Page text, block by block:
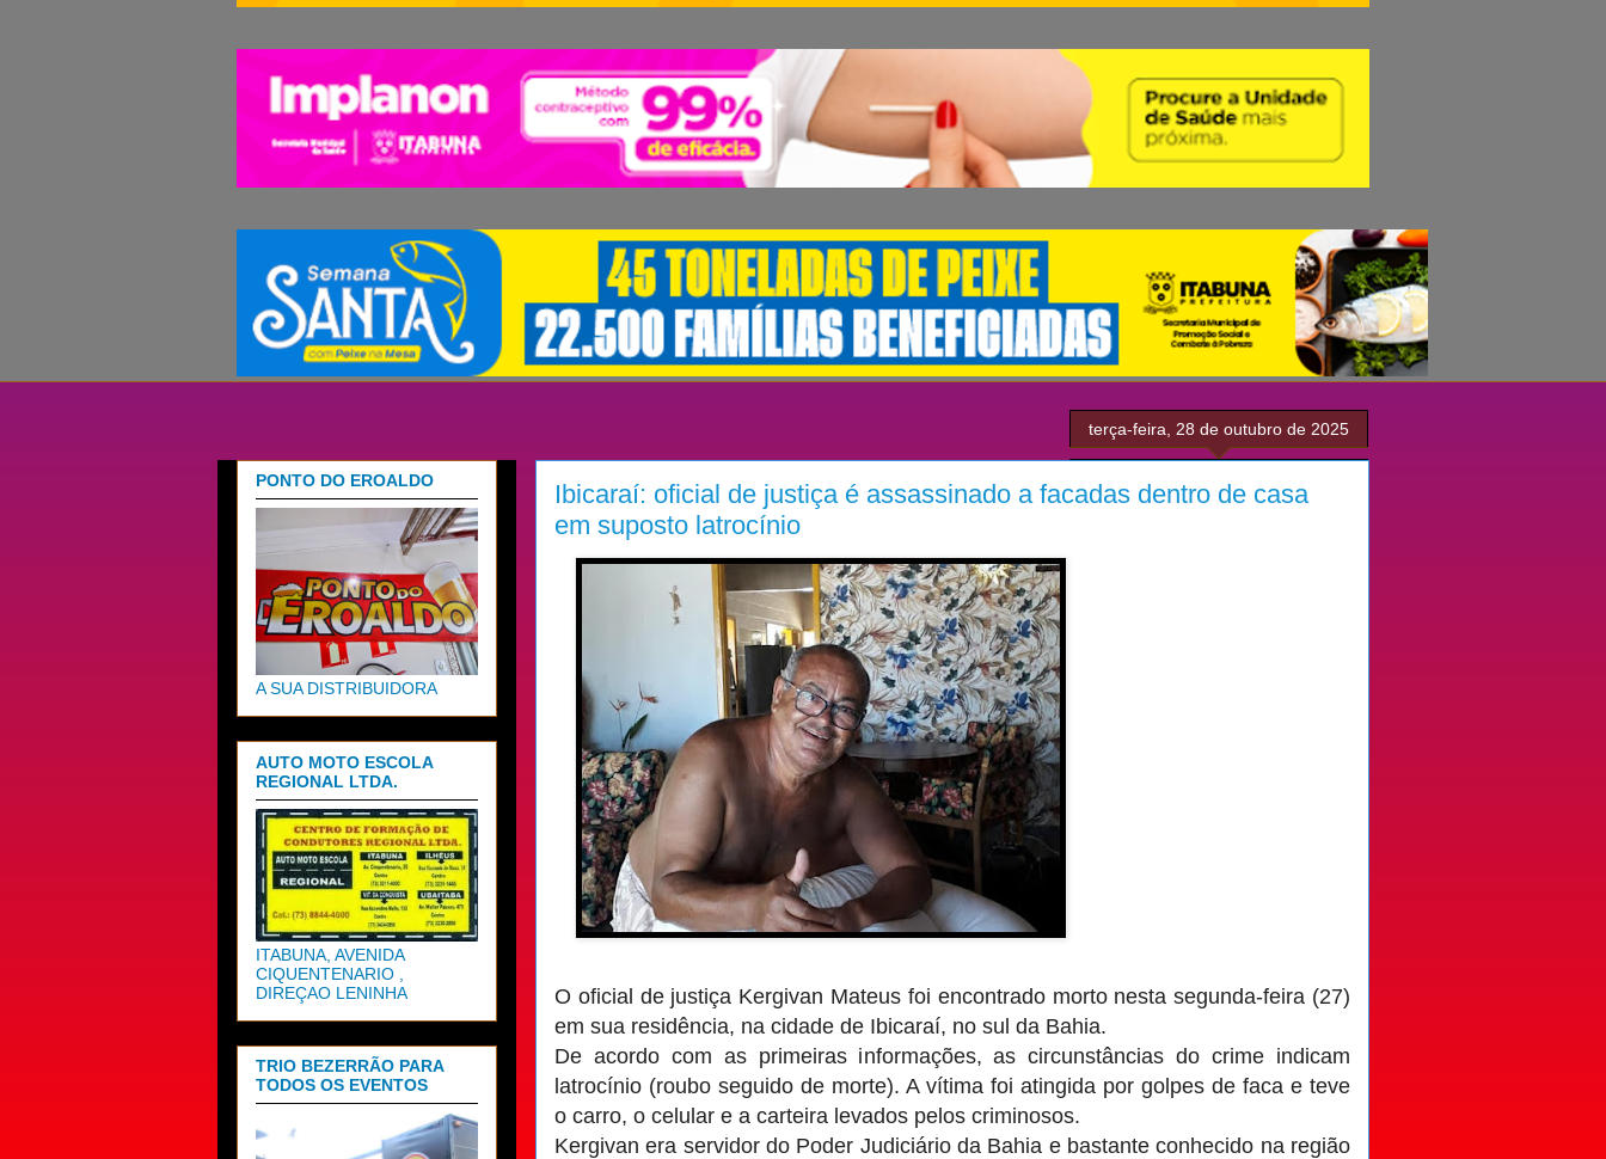
terça-feira, 28 de outubro de 2025
Ibicaraí: oficial de justiça é assassinado a facadas dentro de casa
em suposto latrocínio
O oficial de justiça Kergivan Mateus foi encontrado morto nesta segunda-feira (27)
em sua residência, na cidade de Ibicaraí, no sul da Bahia.
De acordo com as primeiras informações, as circunstâncias do crime indicam
latrocínio (roubo seguido de morte). A vítima foi atingida por golpes de faca e teve
o carro, o celular e a carteira levados pelos criminosos.
Kergivan era servidor do Poder Judiciário da Bahia e bastante conhecido na região
PONTO DO EROALDO
A SUA DISTRIBUIDORA
AUTO MOTO ESCOLA
REGIONAL LTDA.
ITABUNA, AVENIDA
CIQUENTENARIO ,
DIREÇAO LENINHA
TRIO BEZERRÃO PARA
TODOS OS EVENTOS